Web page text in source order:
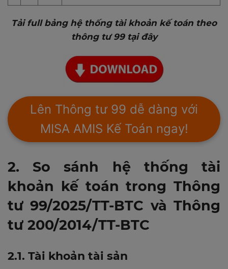
Tải full bảng hệ thống tài khoản kế toán theo
thông tư 99 tại đây
Lên Thông tư 99 dễ dàng với
MISA AMIS Kế Toán ngay!
2. So sánh hệ thống tài
khoản kế toán trong Thông
tư 99/2025/TT-BTC và Thông
tư 200/2014/TT-BTC
2.1. Tài khoản tài sản